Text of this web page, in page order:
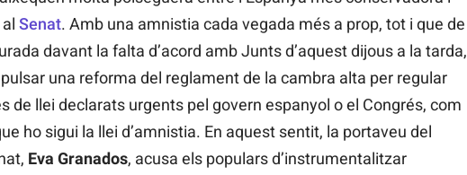
Senat. Amb una amnistia cada vegada més a prop, tot i que de
davant la falta d’acord amb Junts d’aquest dijous a la tarda,
una reforma del reglament de la cambra alta per regular
de llei declarats urgents pel govern espanyol o el Congrés, com
ho sigui la llei d’amnistia. En aquest sentit, la portaveu del
Eva Granados, acusa els populars d’instrumentalitzar